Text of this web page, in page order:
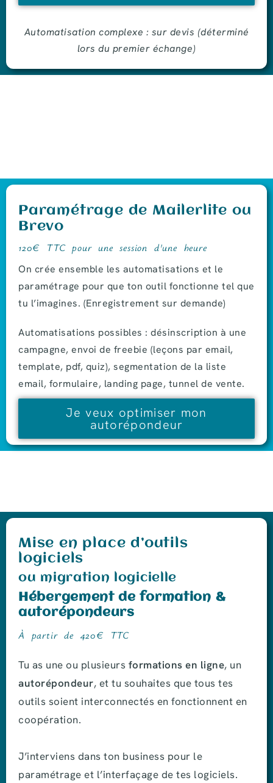
Automatisation complexe : sur devis (déterminé
lors du premier échange)
Paramétrage de Mailerlite ou
Brevo
120€ TTC pour une session d'une heure
On crée ensemble les automatisations et le
paramétrage pour que ton outil fonctionne tel que
tu l’imagines. (Enregistrement sur demande)
Automatisations possibles : désinscription à une
campagne, envoi de freebie (leçons par email,
template, pdf, quiz), segmentation de la liste
email, formulaire, landing page, tunnel de vente.
Je veux optimiser mon
autorépondeur
Mise en place d’outils
logiciels
ou migration logicielle
Hébergement de formation &
autorépondeurs
À partir de 420€ TTC
Tu as une ou plusieurs formations en ligne, un
autorépondeur, et tu souhaites que tous tes
outils soient interconnectés en fonctionnent en
coopération.
J’interviens dans ton business pour le
paramétrage et l’interfaçage de tes logiciels.